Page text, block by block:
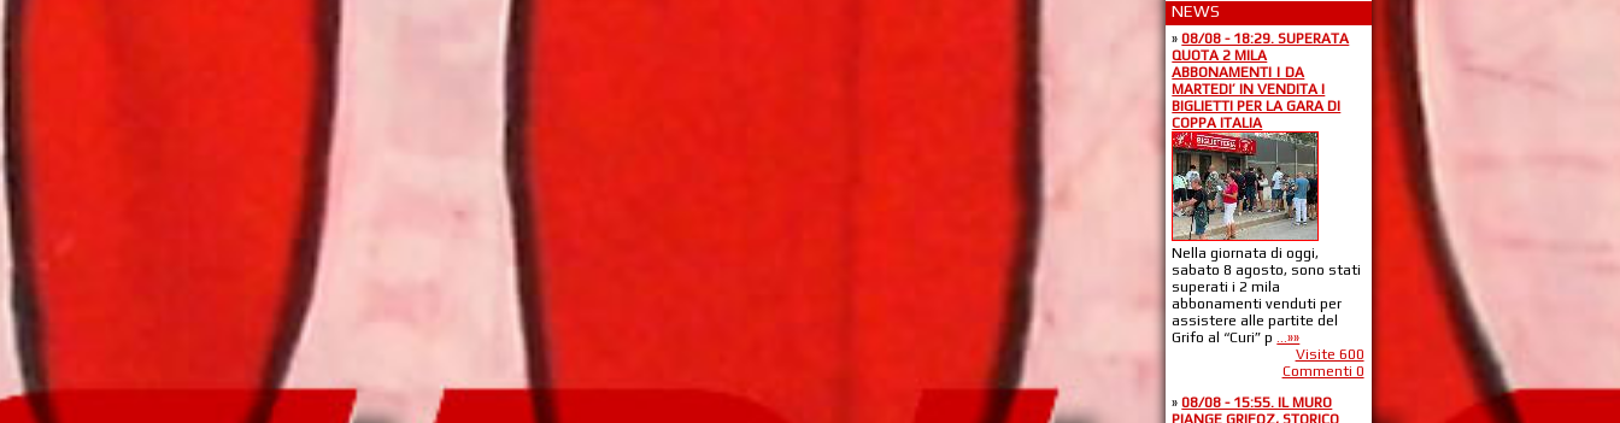
NEWS
»08/08 - 18:29. SUPERATA
QUOTA 2 MILA
ABBONAMENTI | DA
MARTEDI’ IN VENDITA I
BIGLIETTI PER LA GARA DI
COPPA ITALIA
Nella giornata di oggi,
sabato 8 agosto, sono stati
superati i 2 mila
abbonamenti venduti per
assistere alle partite del
Grifo al “Curi” p
...»»
Visite 600
Commenti 0
»08/08 - 15:55. IL MURO
PIANGE GRIFOZ, STORICO